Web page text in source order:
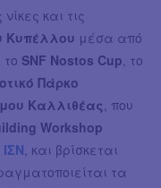
και τις
Κυπέλλου μέσα από
SNF Nostos Cup , το
Πάρκο
Καλλιθέας , που
Workshop
, και βρίσκεται
τα